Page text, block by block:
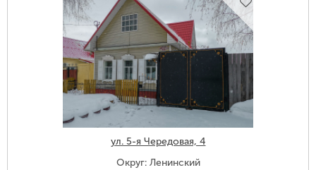
ул. 5-я Чередовая, 4
Округ: Ленинский